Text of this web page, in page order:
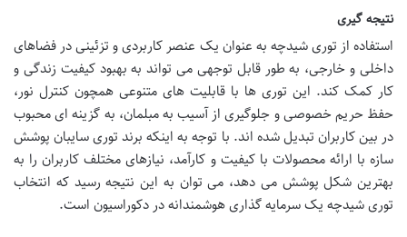
نتیجه گیری
استفاده از توری شیدچه به عنوان یک عنصر کاربردی و تزئینی در فضاهای
داخلی و خارجی، به طور قابل توجهی می تواند به بهبود کیفیت زندگی و
کار کمک کند. این توری ها با قابلیت های متنوعی همچون کنترل نور،
حفظ حریم خصوصی و جلوگیری از آسیب به مبلمان، به گزینه ای محبوب
در بین کاربران تبدیل شده اند. با توجه به اینکه برند توری سایبان پوشش
سازه با ارائه محصولات با کیفیت و کارآمد، نیازهای مختلف کاربران را به
بهترین شکل پوشش می دهد، می توان به این نتیجه رسید که انتخاب
توری شیدچه یک سرمایه گذاری هوشمندانه در دکوراسیون است.